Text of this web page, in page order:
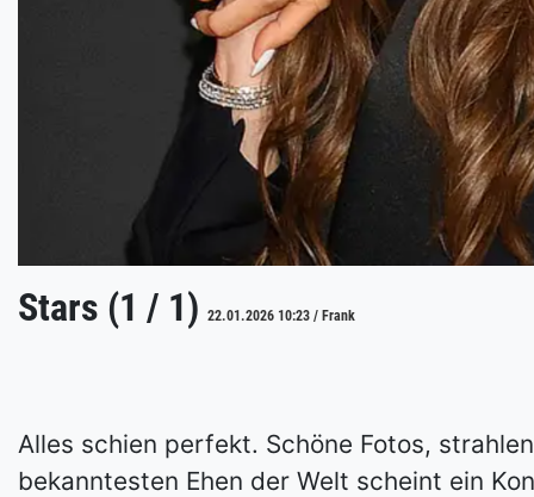
Stars (1 / 1) 22.01.2026 10:23 / Frank
Alles schien perfekt. Schöne Fotos,
bekanntesten Ehen der Welt scheint ein